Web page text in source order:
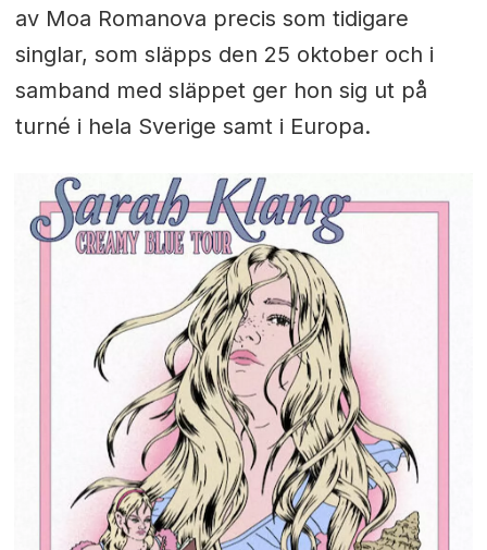
av Moa Romanova precis som tidigare
singlar, som släpps den 25 oktober och i
samband med släppet ger hon sig ut på
turné i hela Sverige samt i Europa.